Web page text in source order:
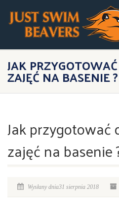
JAK
ZAJĘĆ NA BASENIE ?
Jak przygotować
zajęć na basenie
Wysłany dnia31 sierpnia 2018